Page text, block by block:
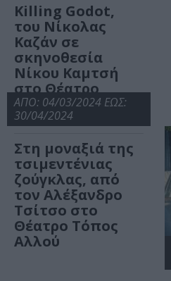
Killing Godot,
του Νίκολας
Καζάν σε
σκηνοθεσία
Νίκου Καμτσή
στο Θέατρο
Τόπος Αλλού
ΑΠΟ: 04/03/2024 ΕΩΣ:
30/04/2024
Στη μοναξιά της
τσιμεντένιας
ζούγκλας, από
τον Αλέξανδρο
Τσίτσο στο
Θέατρο Τόπος
Αλλού